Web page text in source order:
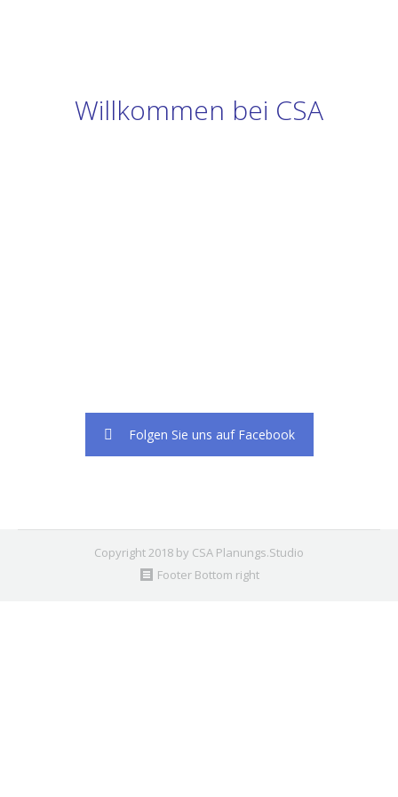
Willkommen bei CSA
Folgen Sie uns auf Facebook
Copyright 2018 by CSA Planungs.Studio
Footer Bottom right